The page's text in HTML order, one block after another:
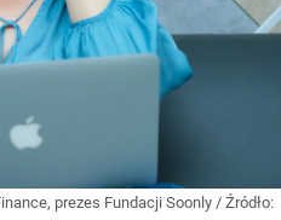
prezes Fundacji Soonly / Źródło: